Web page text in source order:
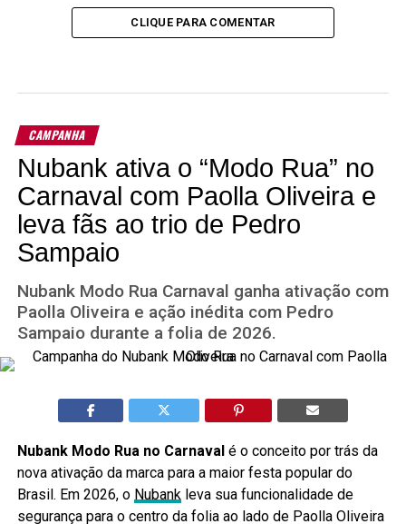
CLIQUE PARA COMENTAR
CAMPANHA
Nubank ativa o “Modo Rua” no
Carnaval com Paolla Oliveira e
leva fãs ao trio de Pedro
Sampaio
Nubank Modo Rua Carnaval ganha ativação com
Paolla Oliveira e ação inédita com Pedro
Sampaio durante a folia de 2026.
Nubank Modo Rua no Carnavalé o conceito por trás da
nova ativação da marca para a maior festa popular do
Brasil. Em 2026, o Nubank leva sua funcionalidade de
segurança para o centro da folia ao lado de Paolla Oliveira